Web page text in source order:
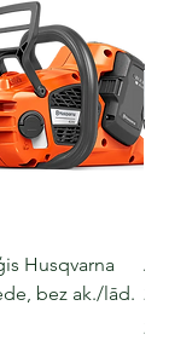
Husqvarna
bez ak./lād.